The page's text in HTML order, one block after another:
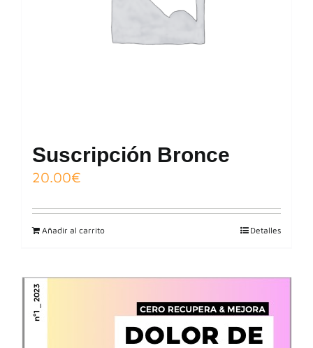
Suscripción Bronce
20.00€
Añadir al carrito Detalles